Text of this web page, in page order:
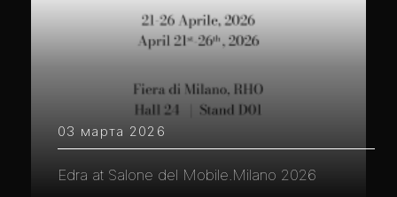
03 марта 2026
Edra at Salone del Mobile.Milano 2026